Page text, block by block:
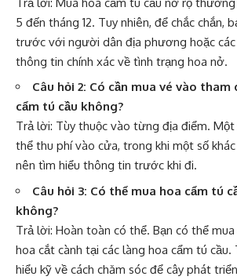
5 đến tháng 12. Tuy nhiên, để chắc chắn,
trước với người dân địa phương hoặc
thông tin chính xác về tình trạng hoa nở.
Câu hỏi 2: Có cần mua vé vào
cẩm tú cầu không?
Trả lời: Tùy thuộc vào từng địa điểm.
thể thu phí vào cửa, trong khi một số
nên tìm hiểu thông tin trước khi đi.
Câu hỏi 3: Có thể mua hoa cẩm tú
không?
Trả lời: Hoàn toàn có thể. Bạn có thể
hoa cắt cành tại các làng hoa cẩm tú cầu.
hiểu kỹ về cách chăm sóc để cây phát